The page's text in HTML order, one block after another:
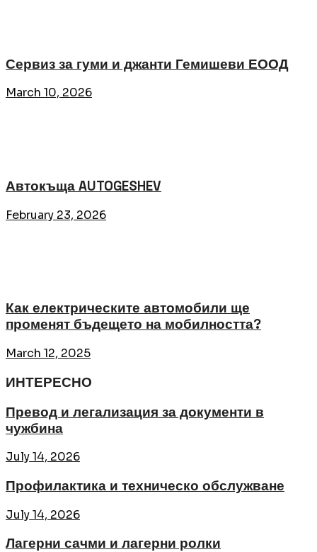
Сервиз за гуми и джанти Гемишеви ЕООД
March 10, 2026
Автокъща AUTOGESHEV
February 23, 2026
Как електрическите автомобили ще
променят бъдещето на мобилността?
March 12, 2025
ИНТЕРЕСНО
Превод и легализация за документи в
чужбина
July 14, 2026
Профилактика и техническо обслужване
July 14, 2026
Лагерни сачми и лагерни ролки